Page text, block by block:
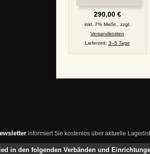
290,00 €
inkl. 7% MwSt., zzgl.
Versandkosten
Lieferzeit: 3–5 Tage
informiert Sie kostenlos über aktuelle
in den folgenden Verbänden und